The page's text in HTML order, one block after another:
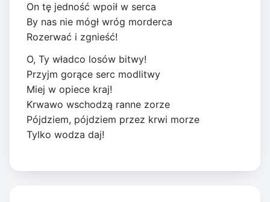
On tę jedność wpoił w serca
By nas nie mógł wróg morderca
Rozerwać i zgnieść!
O, Ty władco losów bitwy!
Przyjm gorące serc modlitwy
Miej w opiece kraj!
Krwawo wschodzą ranne zorze
Pójdziem, pójdziem przez krwi morze
Tylko wodza daj!